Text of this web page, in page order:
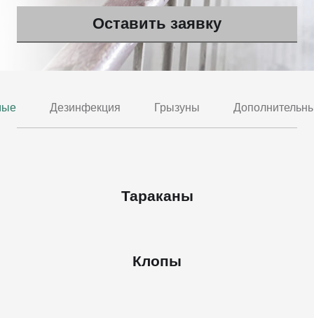
Дезинфекция Грызуны
Тараканы
Клопы